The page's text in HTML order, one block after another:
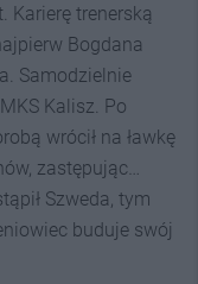
Karierę trenerską
Bogdana
Samodzielnie
Kalisz. Po
wrócił na ławkę
zastępując…
Szweda, tym
buduje swój